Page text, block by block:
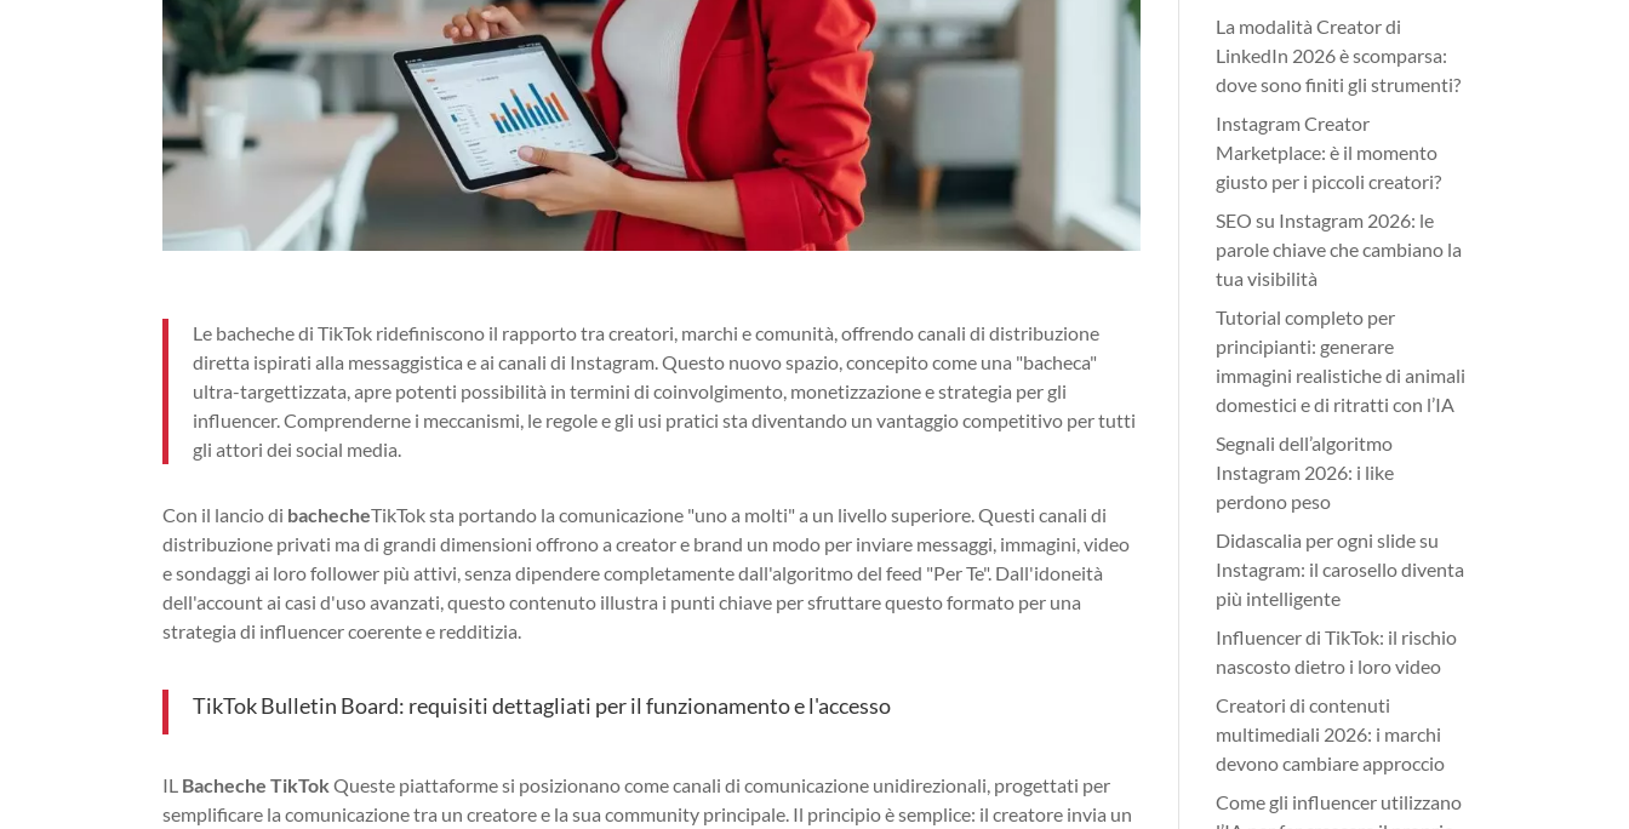
Le bacheche di TikTok ridefiniscono il rapporto tra creatori, marchi e comunità, offrendo canali di distribuzione
diretta ispirati alla messaggistica e ai canali di Instagram. Questo nuovo spazio, concepito come una "bacheca"
ultra-targettizzata, apre potenti possibilità in termini di coinvolgimento, monetizzazione e strategia per gli
influencer. Comprenderne i meccanismi, le regole e gli usi pratici sta diventando un vantaggio competitivo per tutti
gli attori dei social media.
Con il lancio di bachecheTikTok sta portando la comunicazione "uno a molti" a un livello superiore. Questi canali di
distribuzione privati ma di grandi dimensioni offrono a creator e brand un modo per inviare messaggi, immagini, video
e sondaggi ai loro follower più attivi, senza dipendere completamente dall'algoritmo del feed "Per Te". Dall'idoneità
dell'account ai casi d'uso avanzati, questo contenuto illustra i punti chiave per sfruttare questo formato per una
strategia di influencer coerente e redditizia.
TikTok Bulletin Board: requisiti dettagliati per il funzionamento e l'accesso
IL Bacheche TikTok Queste piattaforme si posizionano come canali di comunicazione unidirezionali, progettati per
semplificare la comunicazione tra un creatore e la sua community principale. Il principio è semplice: il creatore invia un
La modalità Creator di
LinkedIn 2026 è scomparsa:
dove sono finiti gli strumenti?
Instagram Creator
Marketplace: è il momento
giusto per i piccoli creatori?
SEO su Instagram 2026: le
parole chiave che cambiano la
tua visibilità
Tutorial completo per
principianti: generare
immagini realistiche di animali
domestici e di ritratti con l’IA
Segnali dell’algoritmo
Instagram 2026: i like
perdono peso
Didascalia per ogni slide su
Instagram: il carosello diventa
più intelligente
Influencer di TikTok: il rischio
nascosto dietro i loro video
Creatori di contenuti
multimediali 2026: i marchi
devono cambiare approccio
Come gli influencer utilizzano